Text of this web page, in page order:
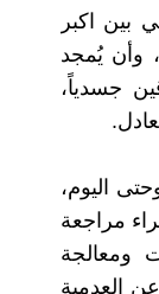
بين اكبر
وأن يُمجد
جسدياً،
تشرين، ومعها الحركة الاحتجاجية منذ شباط 2011 وحتى اليوم،
مراجعة
ومعالجة
العدمية